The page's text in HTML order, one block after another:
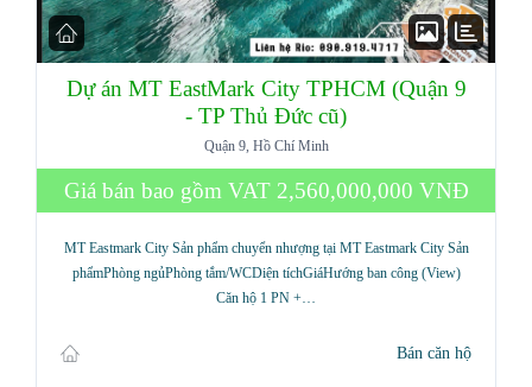
Dự án MT EastMark City TPHCM (Quận 9
- TP Thủ Đức cũ)
Quận 9, Hồ Chí Minh
Giá bán bao gồm VAT 2,560,000,000 VNĐ
MT Eastmark City Sản phẩm chuyển nhượng tại MT Eastmark City Sản
phẩmPhòng ngủPhòng tắm/WCDiện tíchGiáHướng ban công (View)
Căn hộ 1 PN +…
Bán căn hộ